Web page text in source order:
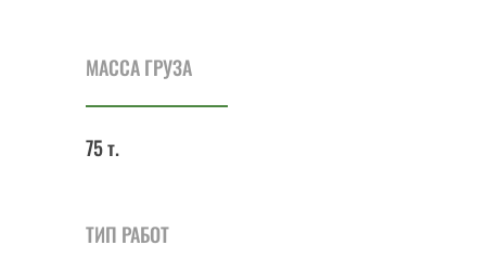
МАССА ГРУЗА
75 т.
ТИП РАБОТ